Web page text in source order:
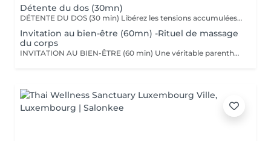
Détente du dos (30mn)
DÉTENTE DU DOS (30 min) Libérez les tensions accumulées avec ce massage ciblé du dos, des épaules et de la nuque. Grâce à des manuvres profondes et enveloppantes, ce soin soulage les tensions musculaires, améliore la circulation et procure une sensation immédiate de relaxation. Nous utilisons les huiles aromatiques Comfort Zone, riches en extraits naturels apaisants, pour nourrir la peau tout en offrant un véritable moment de lâcher-prise. Comfort Zone, marque italienne de soins haut de gamme, allie science et nature pour offrir des produits efficaces, sensoriels et respectueux de l'environnement. Formulés avec des ingrédients d'origine naturelle et issus de l'agriculture régénérative, sans silicones ni parabènes, leurs produits garantissent une expérience bien-être complète, tout en respectant votre peau et la planète.
Invitation au bien-être (60mn) -Rituel de massage
du corps
INVITATION AU BIEN-ÊTRE (60 min) Une véritable parenthèse de relaxation avec un massage complet du corps qui harmonise les énergies et procure une détente profonde. Grâce à des mouvements fluides et enveloppants, ce soin relâche les tensions musculaires, apaise le mental et redonne vitalité et sérénité. Nous utilisons les huiles et baumes sensoriels Comfort Zone, enrichis en huiles essentielles et ingrédients issus de l'agriculture régénérative, pour une expérience à la fois relaxante et écoresponsable.